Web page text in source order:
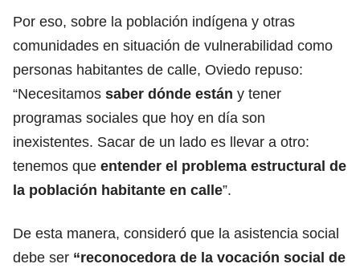
Por eso, sobre la población indígena y otras
comunidades en situación de vulnerabilidad como
personas habitantes de calle, Oviedo repuso:
“Necesitamos saber dónde están y tener
programas sociales que hoy en día son
inexistentes. Sacar de un lado es llevar a otro:
tenemos que entender el problema estructural de
la población habitante en calle”.
De esta manera, consideró que la asistencia social
debe ser “reconocedora de la vocación social de